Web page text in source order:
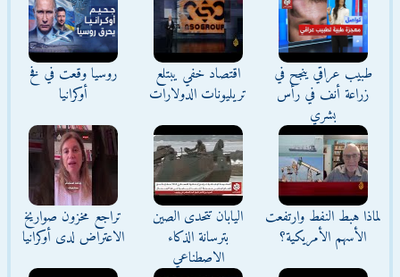
طبيب عراقي ينجح في
زراعة أنف في رأس
بشري
اقتصاد خفي يبتلع
تريليونات الدولارات
روسيا وقعت في فخ
أوكرانيا
لماذا هبط النفط وارتفعت
الأسهم الأمريكية؟
اليابان تتحدى الصين
بترسانة الذكاء
الاصطناعي
تراجع مخزون صواريخ
الاعتراض لدى أوكرانيا